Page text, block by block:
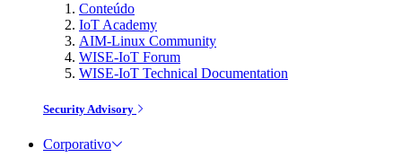
Conteúdo
IoT Academy
AIM-Linux Community
WISE-IoT Forum
WISE-IoT Technical Documentation
Security Advisory
Corporativo